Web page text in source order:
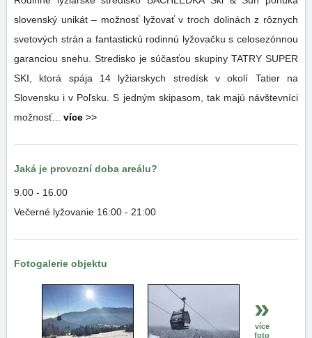
slovenský unikát – možnosť lyžovať v troch dolinách z rôznych
svetových strán a fantastickú rodinnú lyžovačku s celosezónnou
garanciou snehu. Stredisko je súčasťou skupiny TATRY SUPER
SKI, ktorá spája 14 lyžiarskych stredísk v okolí Tatier na
Slovensku i v Poľsku. S jedným skipasom, tak majú návštevníci
možnosť... více >>
Jaká je provozní doba areálu?
9.00 - 16.00
Večerné lyžovanie 16:00 - 21:00
Fotogalerie objektu
»
více
foto